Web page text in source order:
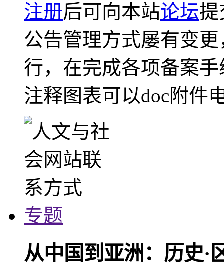
注册后可向本站论坛提
公告管理方式屡有变
行，在完成各项备案
注释图表可以doc附件
专题
从中国到亚洲：历史·